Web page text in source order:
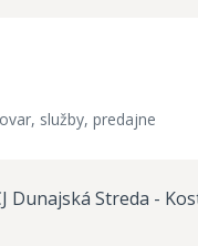
Dunajská Streda -